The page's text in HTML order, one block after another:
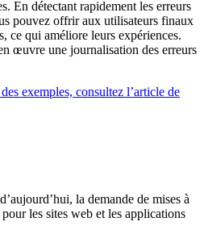
En détectant rapidement les erreurs
pouvez offrir aux utilisateurs finaux
ce qui améliore leurs expériences.
œuvre une journalisation des erreurs
exemples, consultez l’article de
la demande de mises à
les sites web et les applications